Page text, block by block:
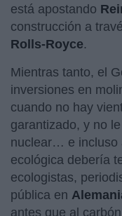
está apostando
construcción a
Rolls-Royce.
Mientras tanto, el
inversiones en
cuando no hay
garantizado, y no
nuclear… e incluso
ecológica debería
ecologistas,
pública en
antes que al